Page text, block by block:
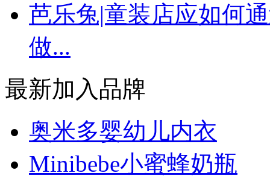
芭乐兔|童装店应如何
做...
最新加入品牌
奥米多婴幼儿内衣
Minibebe小蜜蜂奶瓶